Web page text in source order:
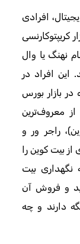
افرادی
کریپتوکارنسی
نهنگ یا وال
این افراد در
در بازار بورس
معروف‌ترین
راجر ور و
بیت کوین را
نگهداری بیت
و فروش آن
دارند و چه